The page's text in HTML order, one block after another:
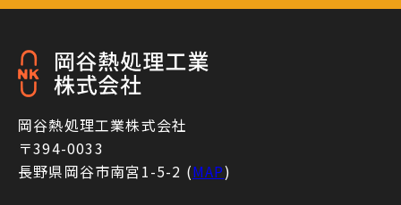
岡谷熱処理工業株式会社
〒394-0033
長野県岡谷市南宮1-5-2 (MAP)